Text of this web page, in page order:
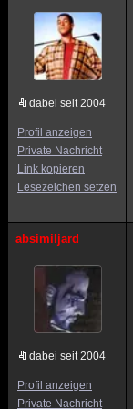
dabei seit 2004
Profil anzeigen
Private Nachricht
Link kopieren
Lesezeichen setzen
absimiljard
dabei seit 2004
Profil anzeigen
Private Nachricht